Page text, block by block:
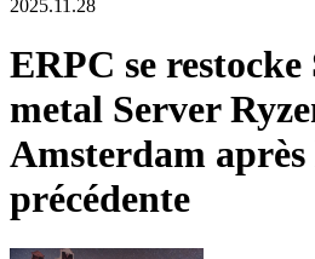
2025.11.28
ERPC se
metal Server
Amsterdam
précédente